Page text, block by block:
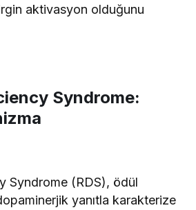
aktivasyon olduğunu
Syndrome:
Syndrome (RDS), ödül
yanıtla karakterize